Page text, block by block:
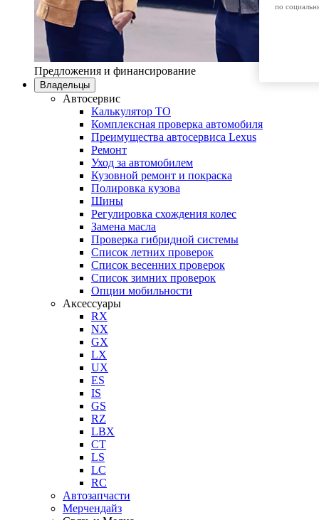
Предложения и финансирование
Владельцы
Автосервис
Калькулятор ТО
Комплексная проверка автомобиля
Преимущества автосервиса Lexus
Ремонт
Уход за автомобилем
Кузовной ремонт и покраска
Полировка кузова
Шины
Регулировка схождения колес
Замена масла
Проверка гибридной системы
Список летних проверок
Список весенних проверок
Список зимних проверок
Опции мобильности
Аксессуары
RX
NX
GX
LX
UX
ES
IS
GS
RZ
LBX
CT
LS
LC
RC
Автозапчасти
Мерчендайз
по